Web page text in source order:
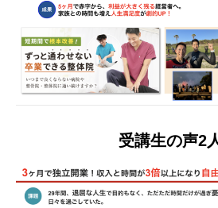
受講生の声2